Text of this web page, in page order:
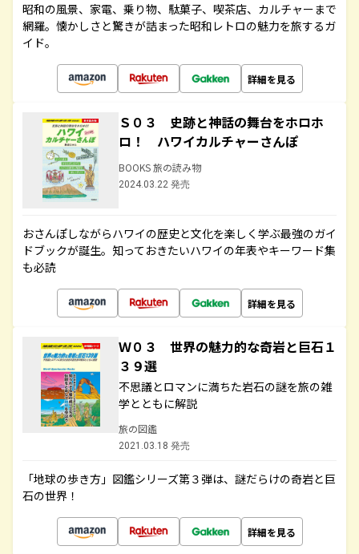
昭和の風景、家電、乗り物、駄菓子、喫茶店、カルチャーまで
網羅。懐かしさと驚きが詰まった昭和レトロの魅力を旅するガ
イド。
詳細を見る
Ｓ０３ 史跡と神話の舞台をホロホ
ロ！ ハワイカルチャーさんぽ
BOOKS 旅の読み物
2024.03.22 発売
おさんぽしながらハワイの歴史と文化を楽しく学ぶ最強のガイ
ドブックが誕生。知っておきたいハワイの年表やキーワード集
も必読
詳細を見る
Ｗ０３ 世界の魅力的な奇岩と巨石１
３９選
不思議とロマンに満ちた岩石の謎を旅の雑
学とともに解説
旅の図鑑
2021.03.18 発売
「地球の歩き方」図鑑シリーズ第３弾は、謎だらけの奇岩と巨
石の世界！
詳細を見る